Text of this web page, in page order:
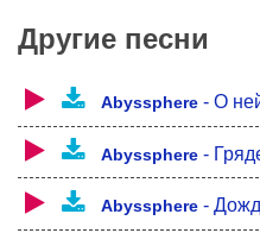
В набросках гуаши на
В памяти, в воздухе, в
И будто бы ближе и
Я знаю ты рядом, я
и каждую ночь
Ты тихо зовешь и я
Горя в этом пламени лжи,
Другие песни
Abyssphere - О
Abyssphere -
Abyssphere -